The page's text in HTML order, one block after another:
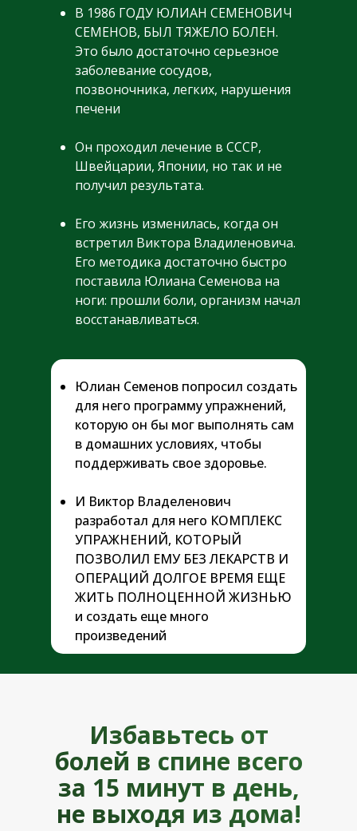
В 1986 ГОДУ ЮЛИАН СЕМЕНОВИЧ
СЕМЕНОВ, БЫЛ ТЯЖЕЛО БОЛЕН.
Это было достаточно серьезное
заболевание сосудов,
позвоночника, легких, нарушения
печени
Он проходил лечение в СССР,
Швейцарии, Японии, но так и не
получил результата.
Его жизнь изменилась, когда он
встретил Виктора Владиленовича.
Его методика достаточно быстро
поставила Юлиана Семенова на
ноги: прошли боли, организм начал
восстанавливаться.
Юлиан Семенов попросил создать
для него программу упражнений,
которую он бы мог выполнять сам
в домашних условиях, чтобы
поддерживать свое здоровье.
И Виктор Владеленович
разработал для него КОМПЛЕКС
УПРАЖНЕНИЙ, КОТОРЫЙ
ПОЗВОЛИЛ ЕМУ БЕЗ ЛЕКАРСТВ И
ОПЕРАЦИЙ ДОЛГОЕ ВРЕМЯ ЕЩЕ
ЖИТЬ ПОЛНОЦЕННОЙ ЖИЗНЬЮ
и создать еще много
произведений
Избавьтесь от
болей в спине всего
за 15 минут в день,
не выходя из дома!